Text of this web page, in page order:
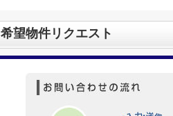
希望物件リクエスト